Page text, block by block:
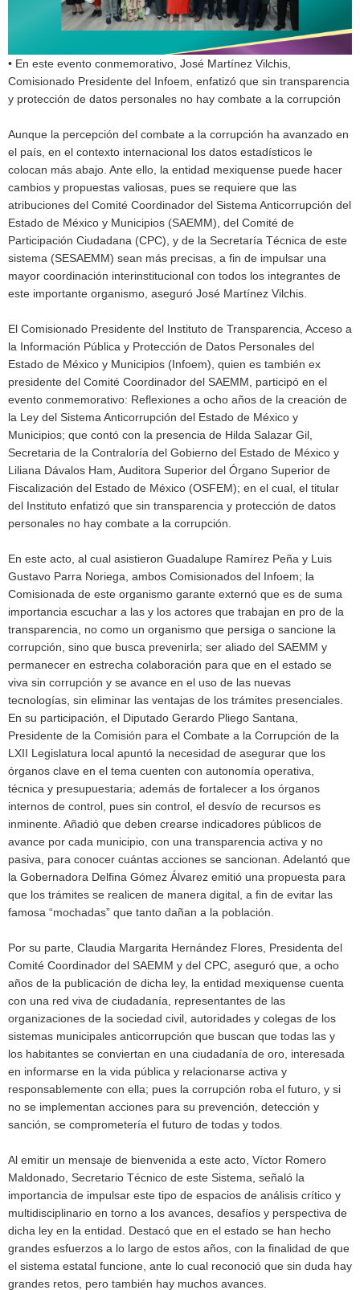
• En este evento conmemorativo, José Martínez Vilchis,
Comisionado Presidente del Infoem, enfatizó que sin transparencia
y protección de datos personales no hay combate a la corrupción
Aunque la percepción del combate a la corrupción ha avanzado en
el país, en el contexto internacional los datos estadísticos le
colocan más abajo. Ante ello, la entidad mexiquense puede hacer
cambios y propuestas valiosas, pues se requiere que las
atribuciones del Comité Coordinador del Sistema Anticorrupción del
Estado de México y Municipios (SAEMM), del Comité de
Participación Ciudadana (CPC), y de la Secretaría Técnica de este
sistema (SESAEMM) sean más precisas, a fin de impulsar una
mayor coordinación interinstitucional con todos los integrantes de
este importante organismo, aseguró José Martínez Vilchis.
El Comisionado Presidente del Instituto de Transparencia, Acceso a
la Información Pública y Protección de Datos Personales del
Estado de México y Municipios (Infoem), quien es también ex
presidente del Comité Coordinador del SAEMM, participó en el
evento conmemorativo: Reflexiones a ocho años de la creación de
la Ley del Sistema Anticorrupción del Estado de México y
Municipios; que contó con la presencia de Hilda Salazar Gil,
Secretaria de la Contraloría del Gobierno del Estado de México y
Liliana Dávalos Ham, Auditora Superior del Órgano Superior de
Fiscalización del Estado de México (OSFEM); en el cual, el titular
del Instituto enfatizó que sin transparencia y protección de datos
personales no hay combate a la corrupción.
En este acto, al cual asistieron Guadalupe Ramírez Peña y Luis
Gustavo Parra Noriega, ambos Comisionados del Infoem; la
Comisionada de este organismo garante externó que es de suma
importancia escuchar a las y los actores que trabajan en pro de la
transparencia, no como un organismo que persiga o sancione la
corrupción, sino que busca prevenirla; ser aliado del SAEMM y
permanecer en estrecha colaboración para que en el estado se
viva sin corrupción y se avance en el uso de las nuevas
tecnologías, sin eliminar las ventajas de los trámites presenciales.
En su participación, el Diputado Gerardo Pliego Santana,
Presidente de la Comisión para el Combate a la Corrupción de la
LXII Legislatura local apuntó la necesidad de asegurar que los
órganos clave en el tema cuenten con autonomía operativa,
técnica y presupuestaria; además de fortalecer a los órganos
internos de control, pues sin control, el desvío de recursos es
inminente. Añadió que deben crearse indicadores públicos de
avance por cada municipio, con una transparencia activa y no
pasiva, para conocer cuántas acciones se sancionan. Adelantó que
la Gobernadora Delfina Gómez Álvarez emitió una propuesta para
que los trámites se realicen de manera digital, a fin de evitar las
famosa “mochadas” que tanto dañan a la población.
Por su parte, Claudia Margarita Hernández Flores, Presidenta del
Comité Coordinador del SAEMM y del CPC, aseguró que, a ocho
años de la publicación de dicha ley, la entidad mexiquense cuenta
con una red viva de ciudadanía, representantes de las
organizaciones de la sociedad civil, autoridades y colegas de los
sistemas municipales anticorrupción que buscan que todas las y
los habitantes se conviertan en una ciudadanía de oro, interesada
en informarse en la vida pública y relacionarse activa y
responsablemente con ella; pues la corrupción roba el futuro, y si
no se implementan acciones para su prevención, detección y
sanción, se comprometería el futuro de todas y todos.
Al emitir un mensaje de bienvenida a este acto, Víctor Romero
Maldonado, Secretario Técnico de este Sistema, señaló la
importancia de impulsar este tipo de espacios de análisis crítico y
multidisciplinario en torno a los avances, desafíos y perspectiva de
dicha ley en la entidad. Destacó que en el estado se han hecho
grandes esfuerzos a lo largo de estos años, con la finalidad de que
el sistema estatal funcione, ante lo cual reconoció que sin duda hay
grandes retos, pero también hay muchos avances.